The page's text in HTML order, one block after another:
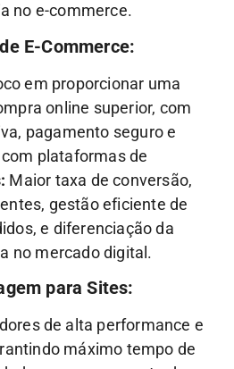
no e-commerce.
E-Commerce:
em proporcionar uma
online superior, com
pagamento seguro e
plataformas de
Maior taxa de conversão,
gestão eficiente de
e diferenciação da
no mercado digital.
para Sites:
de alta performance e
máximo tempo de